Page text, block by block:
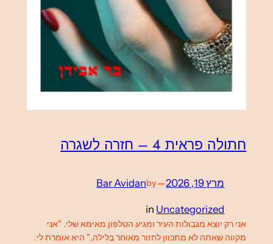
חתולה פראית 4 – חזרה לשגרה
מרץ 19, 2026 —
by
Bar Avidan
in Uncategorized
אני רק יוצא מגבולות העיר ומגיע הטלפון מאימא שלי. "אני
מקווה שאתה לא מתכוון לחזור מאוחר בלילה," היא אומרת לי.